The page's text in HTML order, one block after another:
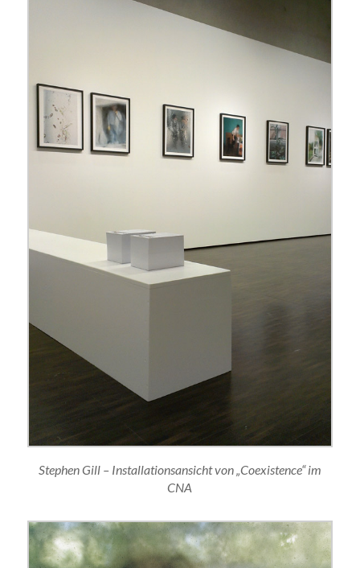
Stephen Gill – Installationsansicht von „Coexistence“ im
CNA